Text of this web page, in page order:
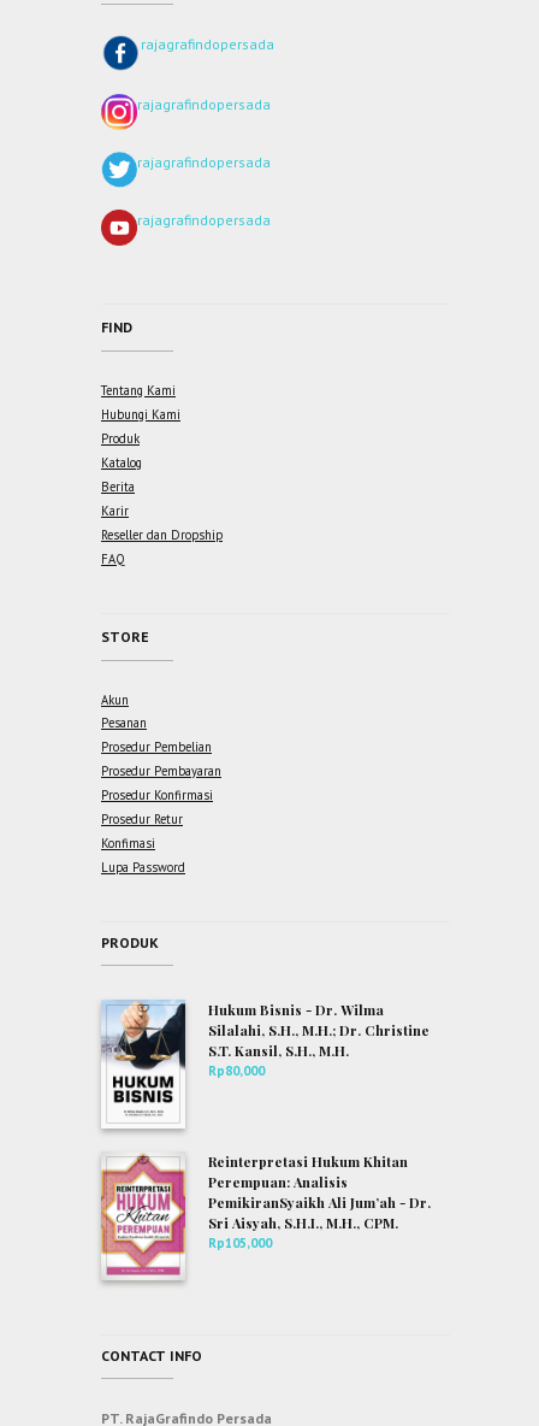
rajagrafindopersada
rajagrafindopersada
rajagrafindopersada
rajagrafindopersada
FIND
Tentang Kami
Hubungi Kami
Produk
Katalog
Berita
Karir
Reseller dan Dropship
FAQ
STORE
Akun
Pesanan
Prosedur Pembelian
Prosedur Pembayaran
Prosedur Konfirmasi
Prosedur Retur
Konfimasi
Lupa Password
PRODUK
Hukum Bisnis - Dr. Wilma
Silalahi, S.H., M.H.; Dr. Christine
S.T. Kansil, S.H., M.H.
Rp80,000
Reinterpretasi Hukum Khitan
Perempuan: Analisis
PemikiranSyaikh Ali Jum’ah - Dr.
Sri Aisyah, S.H.I., M.H., CPM.
Rp105,000
CONTACT INFO
PT. RajaGrafindo Persada